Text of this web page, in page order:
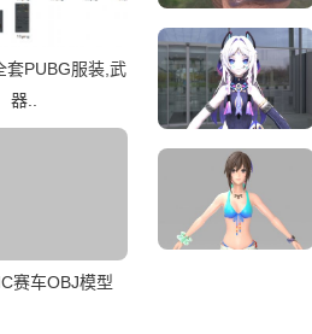
套PUBG服装,武
器..
赛车OBJ模型